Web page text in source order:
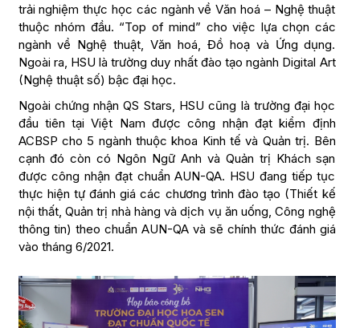
trải nghiệm thực học các ngành về Văn hoá – Nghệ thuật
thuộc nhóm đầu. “Top of mind” cho việc lựa chọn các
ngành về Nghệ thuật, Văn hoá, Đồ hoạ và Ứng dụng.
Ngoài ra, HSU là trường duy nhất đào tạo ngành Digital Art
(Nghệ thuật số) bậc đại học.
Ngoài chứng nhận QS Stars, HSU cũng là trường đại học
đầu tiên tại Việt Nam được công nhận đạt kiểm định
ACBSP cho 5 ngành thuộc khoa Kinh tế và Quản trị. Bên
cạnh đó còn có Ngôn Ngữ Anh và Quản trị Khách sạn
được công nhận đạt chuẩn AUN-QA. HSU đang tiếp tục
thực hiện tự đánh giá các chương trình đào tạo (Thiết kế
nội thất, Quản trị nhà hàng và dịch vụ ăn uống, Công nghệ
thông tin) theo chuẩn AUN-QA và sẽ chính thức đánh giá
vào tháng 6/2021.